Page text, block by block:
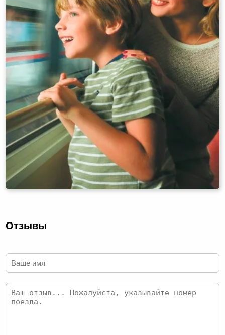
Отзывы